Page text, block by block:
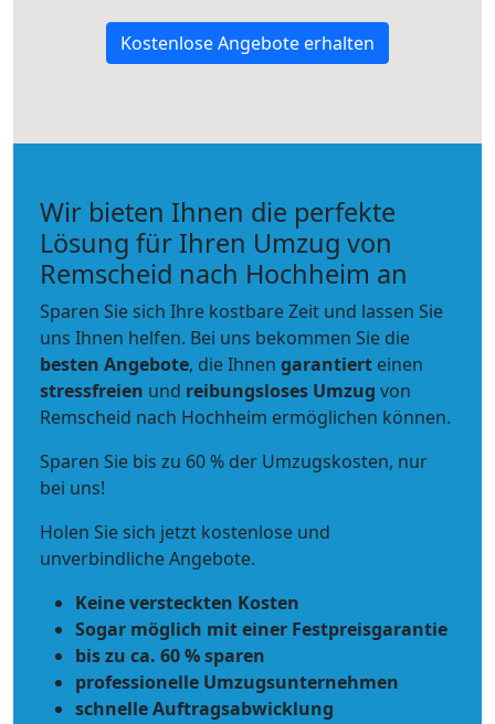
Kostenlose Angebote erhalten
Wir bieten Ihnen die perfekte
Lösung für Ihren Umzug von
Remscheid nach Hochheim an
Sparen Sie sich Ihre kostbare Zeit und lassen Sie
uns Ihnen helfen. Bei uns bekommen Sie die
besten Angebote, die Ihnen garantiert einen
stressfreien und reibungsloses Umzug von
Remscheid nach Hochheim ermöglichen können.
Sparen Sie bis zu 60 % der Umzugskosten, nur
bei uns!
Holen Sie sich jetzt kostenlose und
unverbindliche Angebote.
Keine versteckten Kosten
Sogar möglich mit einer Festpreisgarantie
bis zu ca. 60 % sparen
professionelle Umzugsunternehmen
schnelle Auftragsabwicklung